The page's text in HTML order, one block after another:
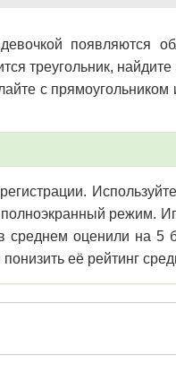
появляются
треугольник, найдите
с прямоугольником
полноэкранный режим.
среднем оценили на 5
её рейтинг